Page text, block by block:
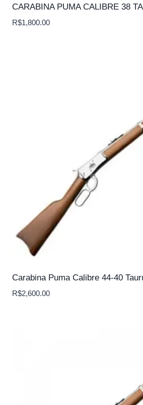
CARABINA PUMA CALIBRE 38
R$1,800.00
Carabina Puma Calibre 44-40
R$2,600.00